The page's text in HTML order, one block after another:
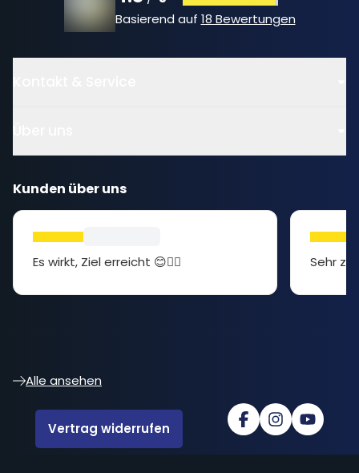
Basierend auf 18 Bewertungen
Kunden über uns
Es wirkt, Ziel erreicht 😊👍🏻 Sehr
Alle ansehen
Vertrag widerrufen